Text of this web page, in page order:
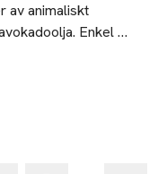
av animaliskt
Enkel
Applicera
och kamma igenom
10 minuter. Låt